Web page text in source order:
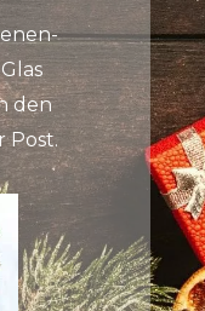
den
Post.